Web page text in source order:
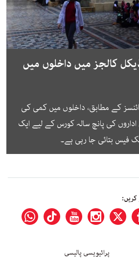
کالجز میں داخلوں میں
کے مطابق، داخلوں میں کمی کی
کی پانچ سالہ کورس کے لیے ایک
فیس بتائی جا رہی ہے۔
کریں:
پرائیویسی پالیسی